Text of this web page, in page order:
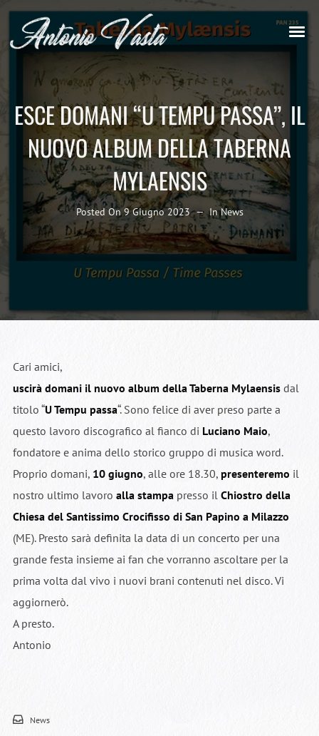
ESCE DOMANI “U TEMPU PASSA”, IL
NUOVO ALBUM DELLA TABERNA
MYLAENSIS
Posted On9 Giugno 2023 InNews
Cari amici,
uscirà domani il nuovo album della Taberna Mylaensisdal
titolo “U Tempu passa“. Sono felice di aver preso parte a
questo lavoro discografico al fianco di Luciano Maio,
fondatore e anima dello storico gruppo di musica word.
Proprio domani, 10 giugno, alle ore 18.30, presenteremo il
nostro ultimo lavoro alla stampapresso il Chiostro della
Chiesa del Santissimo Crocifisso di San Papino a Milazzo
(ME). Presto sarà definita la data di un concerto per una
grande festa insieme ai fan che vorranno ascoltare per la
prima volta dal vivo i nuovi brani contenuti nel disco. Vi
aggiornerò.
A presto.
Antonio
News